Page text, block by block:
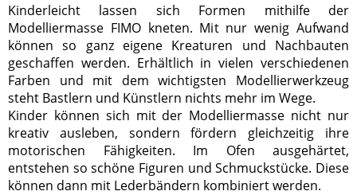
Kinderleicht lassen sich Formen mithilfe der
Modelliermasse FIMO kneten. Mit nur wenig Aufwand
können so ganz eigene Kreaturen und Nachbauten
geschaffen werden. Erhältlich in vielen verschiedenen
Farben und mit dem wichtigsten Modellierwerkzeug
steht Bastlern und Künstlern nichts mehr im Wege.
Kinder können sich mit der Modelliermasse nicht nur
kreativ ausleben, sondern fördern gleichzeitig ihre
motorischen Fähigkeiten. Im Ofen ausgehärtet,
entstehen so schöne Figuren und Schmuckstücke. Diese
können dann mit Lederbändern kombiniert werden.